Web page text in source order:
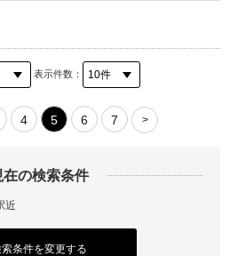
表示件数：
4 5 6 7 >
在の検索条件
近
条件を変更する